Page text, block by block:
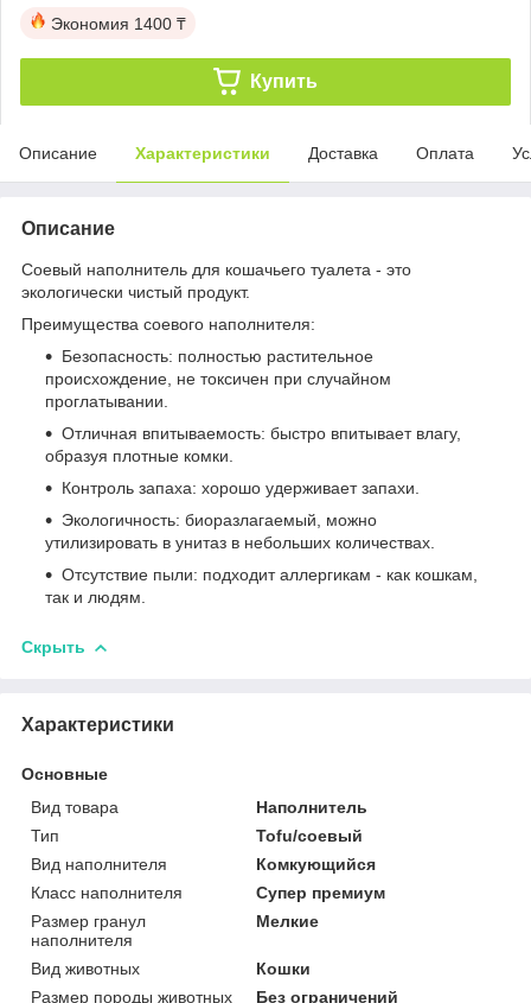
Экономия 1400 ₸
Купить
Описание Характеристики Доставка Оплата
Описание
Соевый наполнитель для кошачьего туалета - это
экологически чистый продукт.
Преимущества соевого наполнителя:
Безопасность: полностью растительное
происхождение, не токсичен при случайном
проглатывании.
Отличная впитываемость: быстро впитывает влагу,
образуя плотные комки.
Контроль запаха: хорошо удерживает запахи.
Экологичность: биоразлагаемый, можно
утилизировать в унитаз в небольших количествах.
Отсутствие пыли: подходит аллергикам - как кошкам,
так и людям.
Скрыть
Характеристики
Основные
Вид товара
Наполнитель
Тип
Tofu/соевый
Вид наполнителя
Комкующийся
Класс наполнителя
Супер премиум
Размер гранул
наполнителя
Мелкие
Вид животных
Кошки
Размер породы животных
Без ограничений